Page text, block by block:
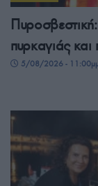
πυρκαγιάς
5/08/2026 -